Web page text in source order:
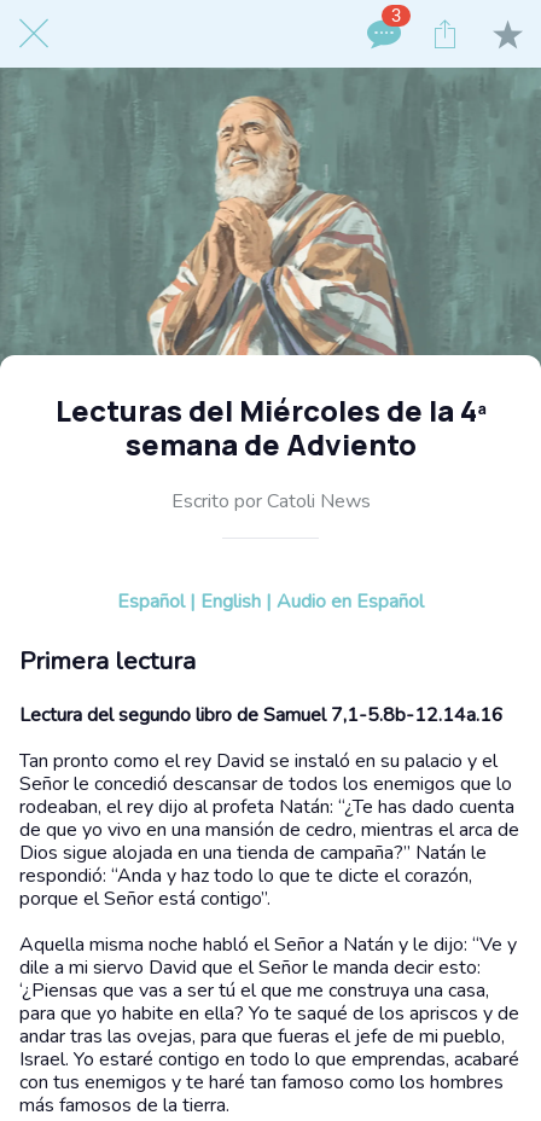
3
Lecturas del Miércoles de la 4ª
semana de Adviento
Escrito por Catoli News
Español | English | Audio en Español
Primera lectura
Lectura del segundo libro de Samuel 7,1-5.8b-12.14a.16
Tan pronto como el rey David se instaló en su palacio y el
Señor le concedió descansar de todos los enemigos que lo
rodeaban, el rey dijo al profeta Natán: “¿Te has dado cuenta
de que yo vivo en una mansión de cedro, mientras el arca de
Dios sigue alojada en una tienda de campaña?” Natán le
respondió: “Anda y haz todo lo que te dicte el corazón,
porque el Señor está contigo”.
Aquella misma noche habló el Señor a Natán y le dijo: “Ve y
dile a mi siervo David que el Señor le manda decir esto:
‘¿Piensas que vas a ser tú el que me construya una casa,
para que yo habite en ella? Yo te saqué de los apriscos y de
andar tras las ovejas, para que fueras el jefe de mi pueblo,
Israel. Yo estaré contigo en todo lo que emprendas, acabaré
con tus enemigos y te haré tan famoso como los hombres
más famosos de la tierra.